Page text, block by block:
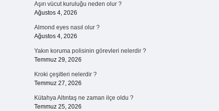
Aşırı vücut kuruluğu neden olur ?
Ağustos 4, 2026
Almond eyes nasıl olur ?
Ağustos 4, 2026
Yakın koruma polisinin görevleri nelerdir ?
Temmuz 29, 2026
Kroki çeşitleri nelerdir ?
Temmuz 27, 2026
Kütahya Altıntaş ne zaman ilçe oldu ?
Temmuz 25, 2026